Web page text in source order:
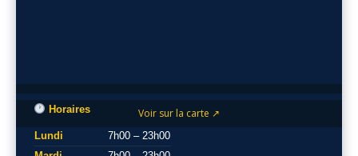
Voir sur la carte ↗
Horaires
Lundi
7h00 – 23h00